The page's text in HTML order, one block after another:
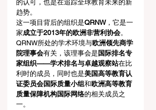
的认可，也是在追踪全球教育未来的新
趋势。
这一项目背后的组织是QRNW，它是一
家成立于2013年的欧洲非营利协会。
QRNW所处的学术环境与欧洲领先商学
院理事会有关，该理事会是国际排名专
家组织——学术排名与卓越观察站在比
利时的成员，同时也是美国高等教育认
证委员会国际质量小组和欧洲高等教育
质量保障机构国际网络的相关成员之
一。